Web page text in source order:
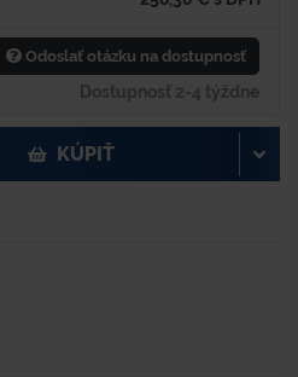
Odoslať otázku na dostupnosť
Dostupnosť 2-4 týždne
KÚPIŤ